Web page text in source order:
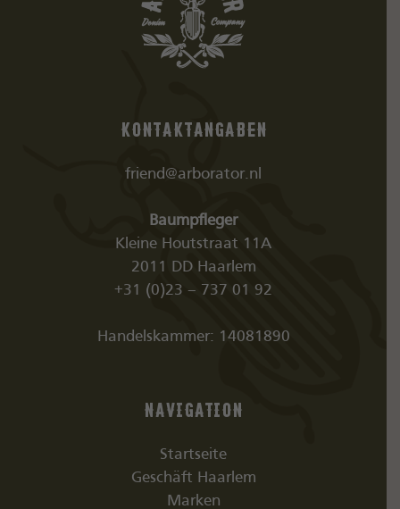
Kontaktangaben
friend@arborator.nl
Baumpfleger
Kleine Houtstraat 11A
2011 DD Haarlem
+31 (0)23 – 737 01 92
Handelskammer: 14081890
Navigation
Startseite
Geschäft Haarlem
Marken